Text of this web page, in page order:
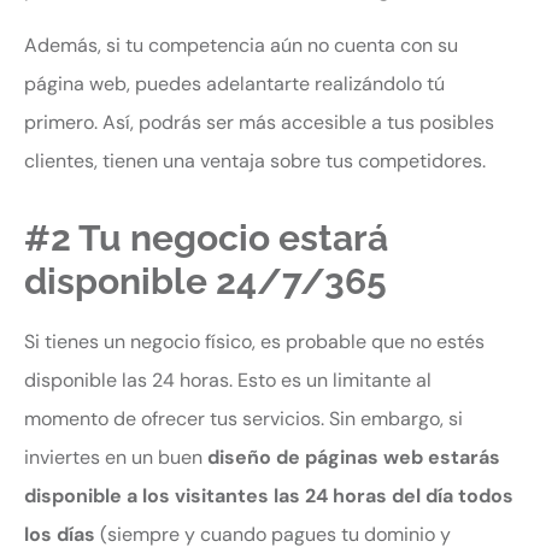
Además, si tu competencia aún no cuenta con su
página web, puedes adelantarte realizándolo tú
primero. Así, podrás ser más accesible a tus posibles
clientes, tienen una ventaja sobre tus competidores.
#2 Tu negocio estará
disponible 24/7/365
Si tienes un negocio físico, es probable que no estés
disponible las 24 horas. Esto es un limitante al
momento de ofrecer tus servicios. Sin embargo, si
inviertes en un buen diseño de páginas web estarás
disponible a los visitantes las 24 horas del día todos
los días (siempre y cuando pagues tu dominio y